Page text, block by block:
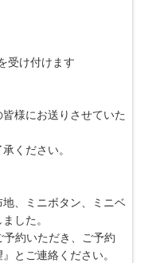
け付けます
様にお送りさせていた
ください。
、ミニボタン、ミニベ
した。
約いただき、ご予約
とご連絡ください。